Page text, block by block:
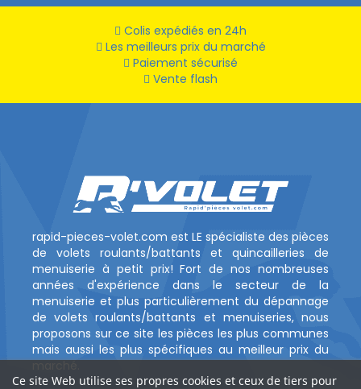
Ce site Web utilise ses propres cookies et ceux de tiers pour
Colis expédiés en 24h
Les meilleurs prix du marché
Paiement sécurisé
Vente flash
rapid-pieces-volet.com est LE spécialiste des pièces
de volets roulants/battants et quincailleries de
menuiserie à petit prix! Fort de nos nombreuses
années d'expérience dans le secteur de la
menuiserie et plus particulièrement du dépannage
de volets roulants/battants et menuiseries, nous
proposons sur ce site les pièces les plus communes
mais aussi les plus spécifiques au meilleur prix du
marché.